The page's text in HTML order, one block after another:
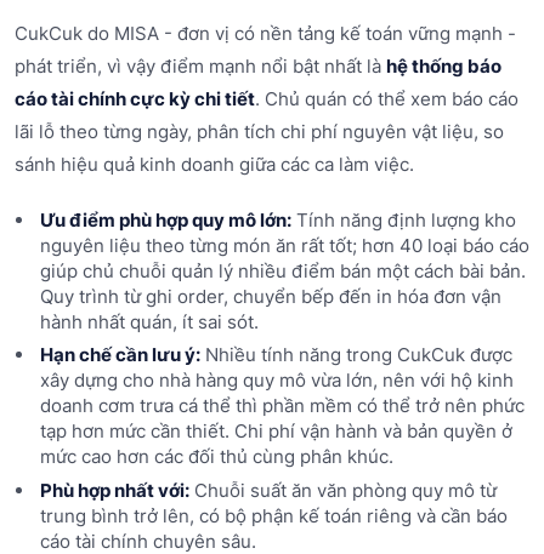
CukCuk do MISA - đơn vị có nền tảng kế toán vững mạnh -
phát triển, vì vậy điểm mạnh nổi bật nhất là hệ thống báo
cáo tài chính cực kỳ chi tiết. Chủ quán có thể xem báo cáo
lãi lỗ theo từng ngày, phân tích chi phí nguyên vật liệu, so
sánh hiệu quả kinh doanh giữa các ca làm việc.
Ưu điểm phù hợp quy mô lớn:Tính năng định lượng kho
nguyên liệu theo từng món ăn rất tốt; hơn 40 loại báo cáo
giúp chủ chuỗi quản lý nhiều điểm bán một cách bài bản.
Quy trình từ ghi order, chuyển bếp đến in hóa đơn vận
hành nhất quán, ít sai sót.
Hạn chế cần lưu ý:Nhiều tính năng trong CukCuk được
xây dựng cho nhà hàng quy mô vừa lớn, nên với hộ kinh
doanh cơm trưa cá thể thì phần mềm có thể trở nên phức
tạp hơn mức cần thiết. Chi phí vận hành và bản quyền ở
mức cao hơn các đối thủ cùng phân khúc.
Phù hợp nhất với:Chuỗi suất ăn văn phòng quy mô từ
trung bình trở lên, có bộ phận kế toán riêng và cần báo
cáo tài chính chuyên sâu.